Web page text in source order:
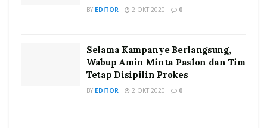
BY EDITOR 2 OKT 2020 0
Selama Kampanye Berlangsung,
Wabup Amin Minta Paslon dan Tim
Tetap Disipilin Prokes
BY EDITOR 2 OKT 2020 0